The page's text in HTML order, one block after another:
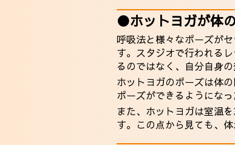
●ホットヨガが体
呼吸法と様々なポーズが
す。スタジオで行われる
るのではなく、自分自身
ホットヨガのポーズは体
ポーズができるようにな
また、ホットヨガは室温
す。この点から見ても、